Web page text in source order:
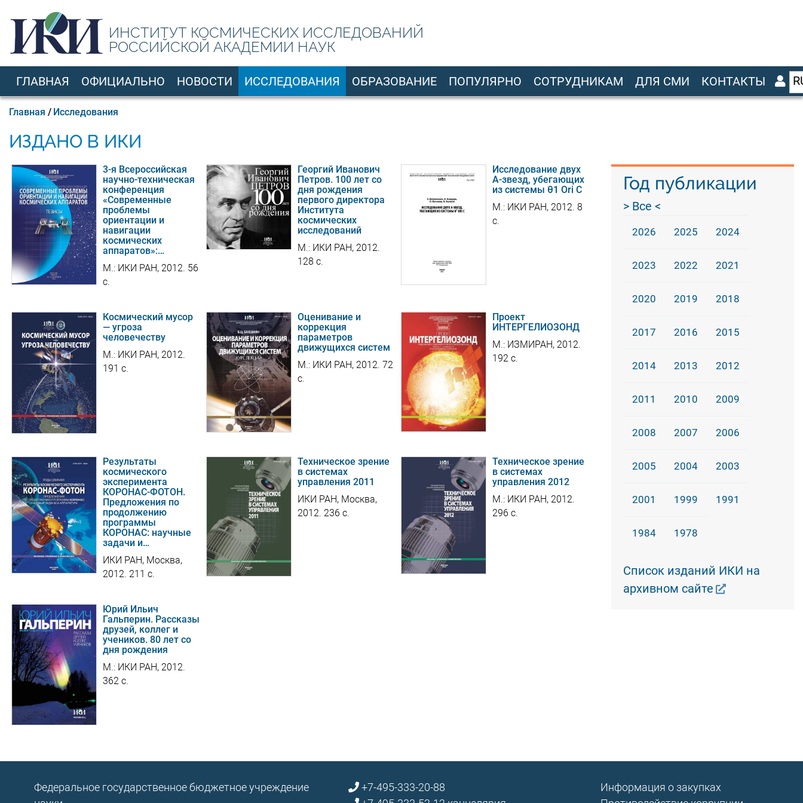
основному
содержанию
ИНСТИТУТ КОСМИЧЕСКИХ ИССЛЕДОВАНИЙ
РОССИЙСКОЙ АКАДЕМИИ НАУК
ГЛАВНАЯ ОФИЦИАЛЬНО НОВОСТИ ИССЛЕДОВАНИЯ ОБРАЗОВАНИЕ ПОПУЛЯРНО СОТРУДНИКАМ ДЛЯ СМИ КОНТАКТЫ
Строка
навигации
Главная Исследования
ИЗДАНО В ИКИ
3-я Всероссийская
научно-техническая
конференция
«Современные
проблемы
ориентации и
навигации
космических
аппаратов»:…
М.: ИКИ РАН, 2012. 56
с.
Георгий Иванович
Петров. 100 лет со
дня рождения
первого директора
Института
космических
исследований
М.: ИКИ РАН, 2012.
128 с.
Исследование двух
А-звезд, убегающих
из системы θ1 Ori C
М.: ИКИ РАН, 2012. 8
с.
Космический мусор
— угроза
человечеству
М.: ИКИ РАН, 2012.
191 c.
Оценивание и
коррекция
параметров
движущихся систем
М.: ИКИ РАН, 2012. 72
с.
Проект
ИНТЕРГЕЛИОЗОНД
М.: ИЗМИРАН, 2012.
192 с.
Результаты
космического
эксперимента
КОРОНАС-ФОТОН.
Предложения по
продолжению
программы
КОРОНАС: научные
задачи и…
ИКИ РАН, Москва,
2012. 211 c.
Техническое зрение
в системах
управления 2011
ИКИ РАН, Москва,
2012. 236 c.
Техническое зрение
в системах
управления 2012
М.: ИКИ РАН, 2012.
296 с.
Юрий Ильич
Гальперин. Рассказы
друзей, коллег и
учеников. 80 лет со
дня рождения
М.: ИКИ РАН, 2012.
362 с.
Год публикации
> Все <
2026 2025 2024
2023 2022 2021
2020 2019 2018
2017 2016 2015
2014 2013 2012
2011 2010 2009
2008 2007 2006
2005 2004 2003
2001 1999 1991
1984 1978
Список изданий ИКИ на
архивном сайте
Федеральное государственное бюджетное учреждение
+7-495-333-20-88
Информация о закупках